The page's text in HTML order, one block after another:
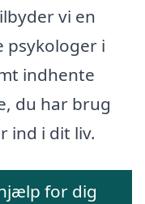
vi en
i
indhente
du har brug
ind i dit liv.
for dig